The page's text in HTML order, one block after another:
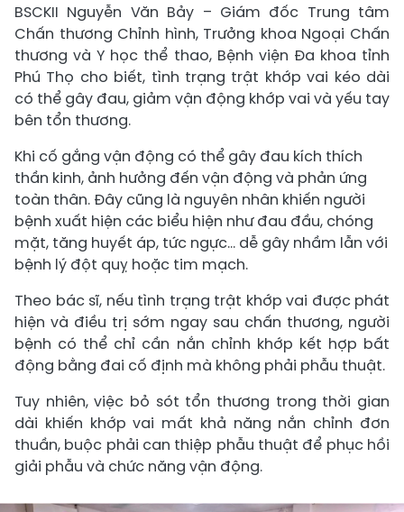
BSCKII Nguyễn Văn Bảy – Giám đốc Trung tâm
Chấn thương Chỉnh hình, Trưởng khoa Ngoại Chấn
thương và Y học thể thao, Bệnh viện Đa khoa tỉnh
Phú Thọ cho biết, tình trạng trật khớp vai kéo dài
có thể gây đau, giảm vận động khớp vai và yếu tay
bên tổn thương.
Khi cố gắng vận động có thể gây đau kích thích
thần kinh, ảnh hưởng đến vận động và phản ứng
toàn thân. Đây cũng là nguyên nhân khiến người
bệnh xuất hiện các biểu hiện như đau đầu, chóng
mặt, tăng huyết áp, tức ngực… dễ gây nhầm lẫn với
bệnh lý đột quỵ hoặc tim mạch.
Theo bác sĩ, nếu tình trạng trật khớp vai được phát
hiện và điều trị sớm ngay sau chấn thương, người
bệnh có thể chỉ cần nắn chỉnh khớp kết hợp bất
động bằng đai cố định mà không phải phẫu thuật.
Tuy nhiên, việc bỏ sót tổn thương trong thời gian
dài khiến khớp vai mất khả năng nắn chỉnh đơn
thuần, buộc phải can thiệp phẫu thuật để phục hồi
giải phẫu và chức năng vận động.